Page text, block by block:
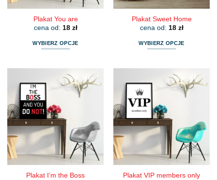
Plakat You are
cena od: 18 zł
WYBIERZ OPCJE
wiele
wariantów.
Opcje
można
wybrać
na
stronie
produktu
Plakat Sweet Home
cena od: 18 zł
WYBIERZ OPCJE
wiele
wariantów.
Opcje
można
wybrać
na
stronie
produktu
Plakat I’m the Boss
Plakat VIP members only